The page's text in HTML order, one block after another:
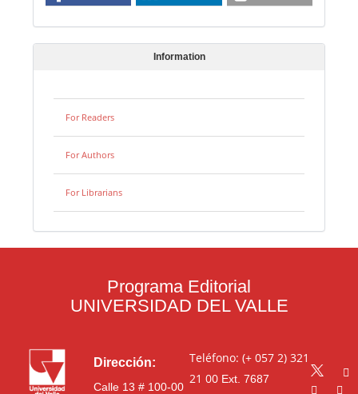
Information
For Readers
For Authors
For Librarians
Programa Editorial
UNIVERSIDAD DEL VALLE
Dirección:
Calle 13 # 100-00
Teléfono: (+ 057 2) 321
21 00Ext. 7687